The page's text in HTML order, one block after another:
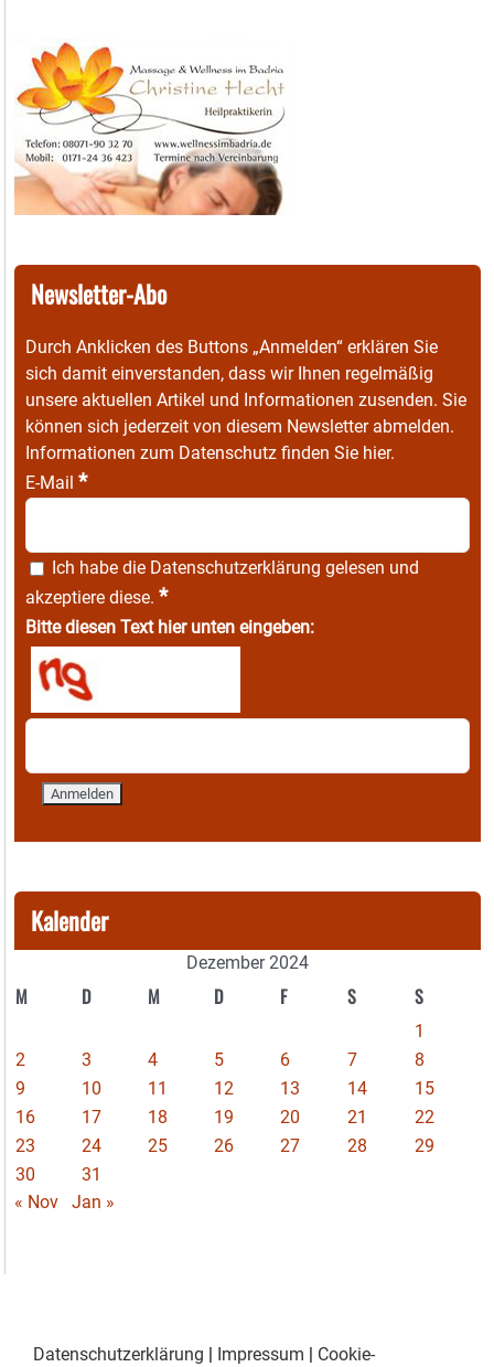
Newsletter-Abo
Durch Anklicken des Buttons „Anmelden“ erklären Sie
sich damit einverstanden, dass wir Ihnen regelmäßig
unsere aktuellen Artikel und Informationen zusenden. Sie
können sich jederzeit von diesem Newsletter abmelden.
Informationen zum Datenschutz finden Sie hier.
E-Mail *
Ich habe die Datenschutzerklärung gelesen und
akzeptiere diese. *
Bitte diesen Text hier unten eingeben:
Kalender
Dezember 2024
M D M D F S S
1
2
3 4 5 6 7
8
9
10 11 12 13 14
15
16
17 18 19 20 21
22
23
24 25 26 27 28
29
30
31
« Nov
Jan »
Datenschutzerklärung | Impressum | Cookie-